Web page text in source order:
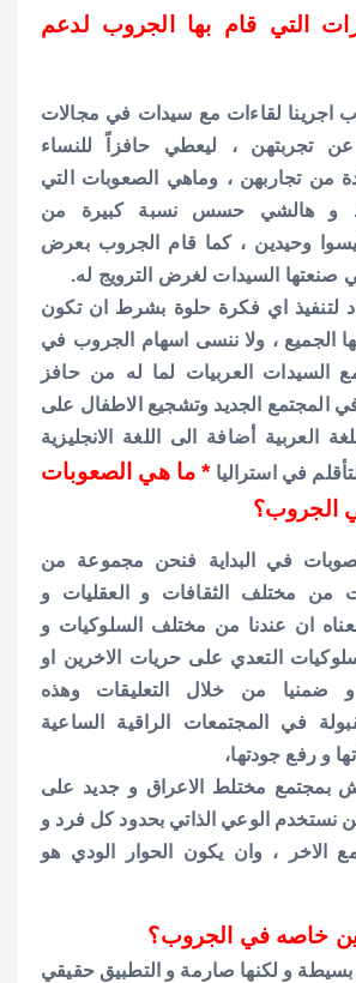
التي قام بها الجروب لدعم
اجرينا لقاءات مع سيدات في مجالات
تجربتهن ، ليعطي حافزاً للنساء
من تجاربهن ، وماهي الصعوبات التي
و هالشي حسس نسبة كبيرة من
ليسوا وحيدين ، كما قام الجروب بعرض
صنعتها السيدات لغرض الترويج له.
لتنفيذ اي فكرة حلوة بشرط ان تكون
الجميع ، ولا ننسى اسهام الجروب في
السيدات العربيات لما له من حافز
المجتمع الجديد وتشجيع الاطفال على
العربية أضافة الى اللغة الانجليزية
في استراليا* ما هي الصعوبات
الجروب؟
في البداية فنحن مجموعة من
من مختلف الثقافات و العقليات و
ان عندنا من مختلف السلوكيات و
التعدي على حريات الاخرين او
و ضمنيا من خلال التعليقات وهذه
في المجتمعات الراقية الساعية
و رفع جودتها،
بمجتمع مختلط الاعراق و جديد على
نستخدم الوعي الذاتي بحدود كل فرد و
الاخر ، وان يكون الحوار الودي هو
خاصه في الجروب؟
بسيطة و لكنها صارمة و التطبيق حقيقي